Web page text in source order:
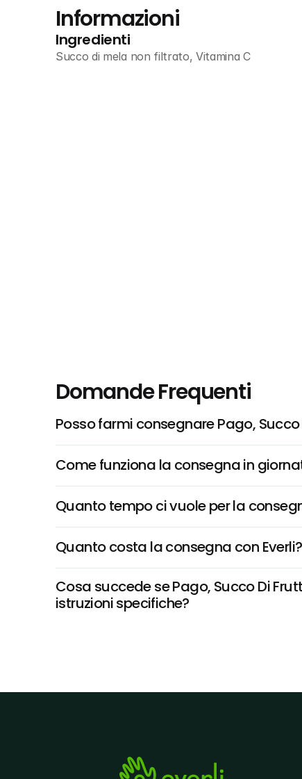
Informazioni
Ingredienti
Succo di mela non filtrato, Vitamina C
Domande Frequenti
Posso farmi consegnare Pago,
Come funziona la consegna in
Quanto tempo ci vuole per la
Quanto costa la consegna con Everli?
Cosa succede se Pago, Succo Di
istruzioni specifiche?